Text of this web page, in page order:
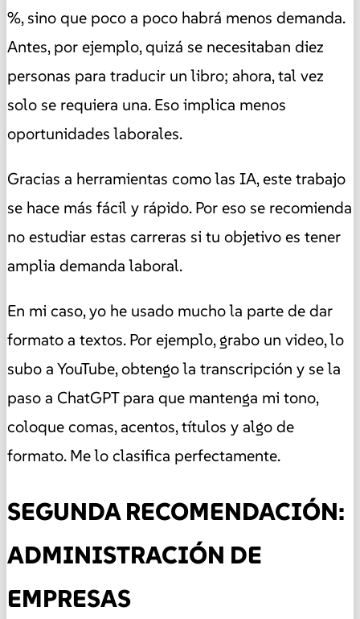
%, sino que poco a poco habrá menos demanda.
Antes, por ejemplo, quizá se necesitaban diez
personas para traducir un libro; ahora, tal vez
solo se requiera una. Eso implica menos
oportunidades laborales.
Gracias a herramientas como las IA, este trabajo
se hace más fácil y rápido. Por eso se recomienda
no estudiar estas carreras si tu objetivo es tener
amplia demanda laboral.
En mi caso, yo he usado mucho la parte de dar
formato a textos. Por ejemplo, grabo un video, lo
subo a YouTube, obtengo la transcripción y se la
paso a ChatGPT para que mantenga mi tono,
coloque comas, acentos, títulos y algo de
formato. Me lo clasifica perfectamente.
SEGUNDA RECOMENDACIÓN:
ADMINISTRACIÓN DE
EMPRESAS